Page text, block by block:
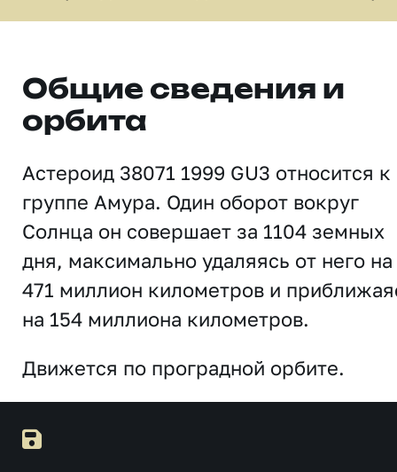
Общие сведения и
орбита
Астероид 38071 1999 GU3 относится к
группе Амура. Один оборот вокруг
Солнца он совершает за 1104 земных
дня, максимально удаляясь от него на
471 миллион километров и
на 154 миллиона километров.
Движется по проградной орбите.